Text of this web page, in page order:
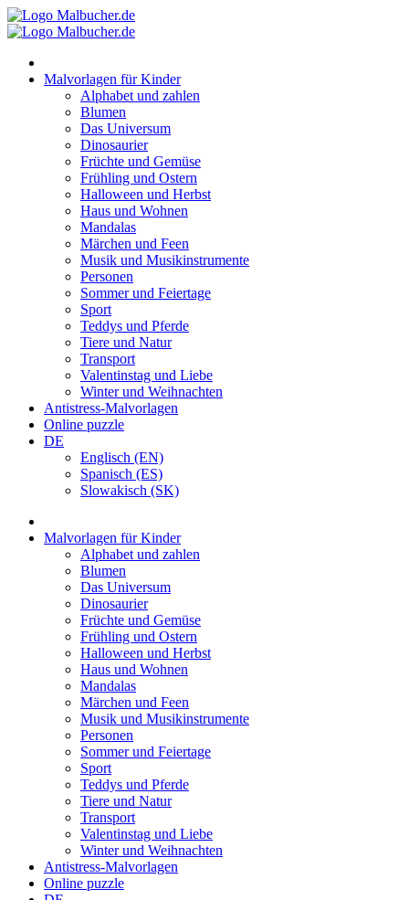
Zum
Inhalt
Malvorlagen für Kinder
Alphabet und zahlen
Blumen
Das Universum
Dinosaurier
Früchte und Gemüse
Frühling und Ostern
Halloween und Herbst
Haus und Wohnen
Mandalas
Märchen und Feen
Musik und Musikinstrumente
Personen
Sommer und Feiertage
Sport
Teddys und Pferde
Tiere und Natur
Transport
Valentinstag und Liebe
Winter und Weihnachten
Antistress-Malvorlagen
Online puzzle
DE
Englisch (EN)
Spanisch (ES)
Slowakisch (SK)
Malvorlagen für Kinder
Alphabet und zahlen
Blumen
Das Universum
Dinosaurier
Früchte und Gemüse
Frühling und Ostern
Halloween und Herbst
Haus und Wohnen
Mandalas
Märchen und Feen
Musik und Musikinstrumente
Personen
Sommer und Feiertage
Sport
Teddys und Pferde
Tiere und Natur
Transport
Valentinstag und Liebe
Winter und Weihnachten
Antistress-Malvorlagen
Online puzzle